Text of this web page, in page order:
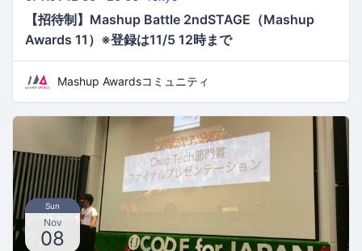
【招待制】Mashup Battle 2ndSTAGE（Mashup
Awards 11）※登録は11/5 12時まで
Mashup Awardsコミュニティ
Sun
Nov
08